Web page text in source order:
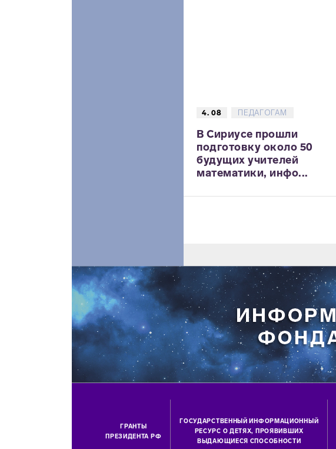
4. 08 ПЕДАГОГАМ
В Сириусе прошли
подготовку около 50
будущих учителей
математики, инфо...
ГРАНТЫ
ПРЕЗИДЕНТА РФ
ГОСУДАРСТВЕННЫЙ ИНФОРМАЦИОННЫЙ
РЕСУРС О ДЕТЯХ, ПРОЯВИВШИХ
ВЫДАЮЩИЕСЯ СПОСОБНОСТИ